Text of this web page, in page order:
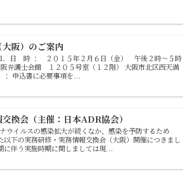
阪）のご案内
1．日 時 ： ２０１５年２月６日（金） 午後２時～５時
弁護士会館 １２０５号室（１２階） 大阪市北区西天満
申込書に必要事項を...
換会（主催：日本ADR協会）
イルスの感染拡大が続くなか、感染を予防するため
下の実務研修・実務情報交換会（大阪）開催につきまし
に伴う実施時期に関しましては現...